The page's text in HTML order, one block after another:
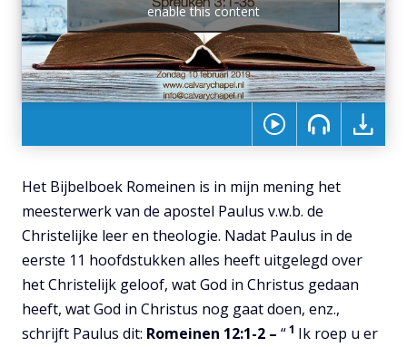
enable this content
Het Bijbelboek Romeinen is in mijn mening het
meesterwerk van de apostel Paulus v.w.b. de
Christelijke leer en theologie. Nadat Paulus in de
eerste 11 hoofdstukken alles heeft uitgelegd over
het Christelijk geloof, wat God in Christus gedaan
heeft, wat God in Christus nog gaat doen, enz.,
schrijft Paulus dit: Romeinen 12:1-2 – “1 Ik roep u er